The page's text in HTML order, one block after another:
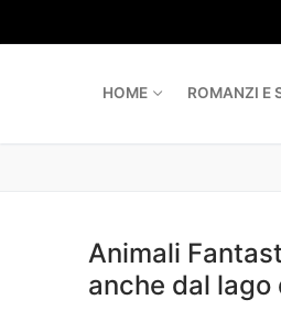
to
HOME ROMANZI E
Animali
anche dal lago